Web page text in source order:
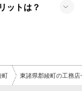
ットは？
町 東諸県郡綾町の工務店